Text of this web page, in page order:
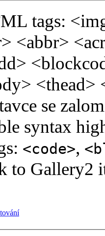
tags:
<abbr>
se
syntax
<code>,
to Gallery2